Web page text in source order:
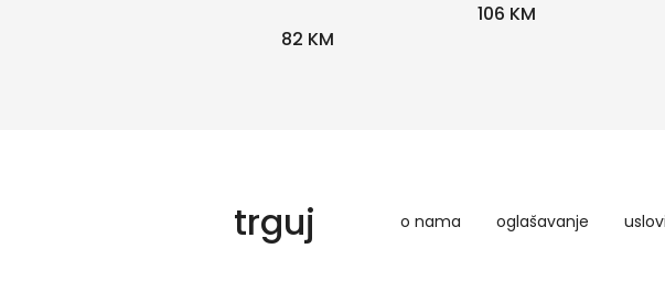
82 KM
106 KM
trguj o nama oglašavanje